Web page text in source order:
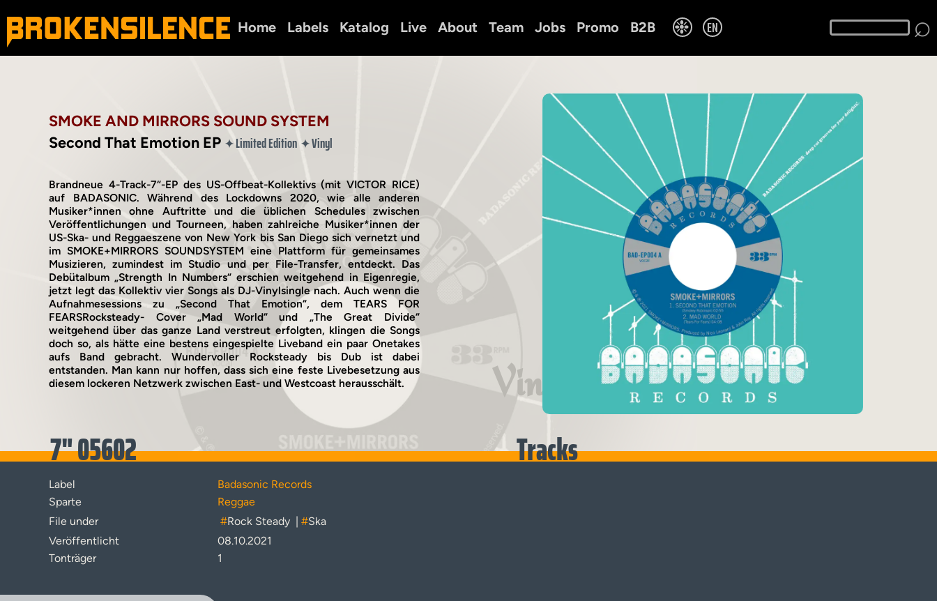
Vinyl
Home Labels Katalog Live About Team Jobs Promo B2B ❉ EN ⌕
SMOKE AND MIRRORS SOUND SYSTEM
Second That Emotion EP ✦Limited Edition ✦Vinyl
Brandneue 4-Track-7“-EP des US-Offbeat-Kollektivs (mit VICTOR RICE)
auf BADASONIC. Während des Lockdowns 2020, wie alle anderen
Musiker*innen ohne Auftritte und die üblichen Schedules zwischen
Veröffentlichungen und Tourneen, haben zahlreiche Musiker*innen der
US-Ska- und Reggaeszene von New York bis San Diego sich vernetzt und
im SMOKE+MIRRORS SOUNDSYSTEM eine Plattform für gemeinsames
Musizieren, zumindest im Studio und per File-Transfer, entdeckt. Das
Debütalbum „Strength In Numbers“ erschien weitgehend in Eigenregie,
jetzt legt das Kollektiv vier Songs als DJ-Vinylsingle nach. Auch wenn die
Aufnahmesessions zu „Second That Emotion“, dem TEARS FOR
FEARSRocksteady- Cover „Mad World“ und „The Great Divide“
weitgehend über das ganze Land verstreut erfolgten, klingen die Songs
doch so, als hätte eine bestens eingespielte Liveband ein paar Onetakes
aufs Band gebracht. Wundervoller Rocksteady bis Dub ist dabei
entstanden. Man kann nur hoffen, dass sich eine feste Livebesetzung aus
diesem lockeren Netzwerk zwischen East- und Westcoast herausschält.
7" 05602 Tracks
Label
Badasonic Records
Sparte
Reggae
File under
#Rock Steady | #Ska
Veröffentlicht
08.10.2021
Tonträger
1